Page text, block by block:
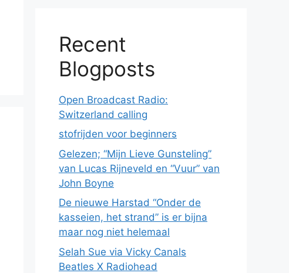
Recent
Blogposts
Open Broadcast Radio:
Switzerland calling
stofrijden voor beginners
Gelezen; “Mijn Lieve Gunsteling”
van Lucas Rijneveld en “Vuur” van
John Boyne
De nieuwe Harstad “Onder de
kasseien, het strand” is er bijna
maar nog niet helemaal
Selah Sue via Vicky Canals
Beatles X Radiohead